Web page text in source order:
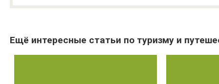
Ещё интересные статьи по туризму и